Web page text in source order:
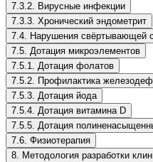
7.3.2. Вирусные инфекции
7.3.3. Хронический эндометрит
7.4. Нарушения свёртывающей
7.5. Дотация микроэлементов
7.5.1. Дотация фолатов
7.5.2. Профилактика
7.5.3. Дотация йода
7.5.4. Дотация витамина D
7.5.5. Дотация
7.6. Физиотерапия
8. Методология разработки